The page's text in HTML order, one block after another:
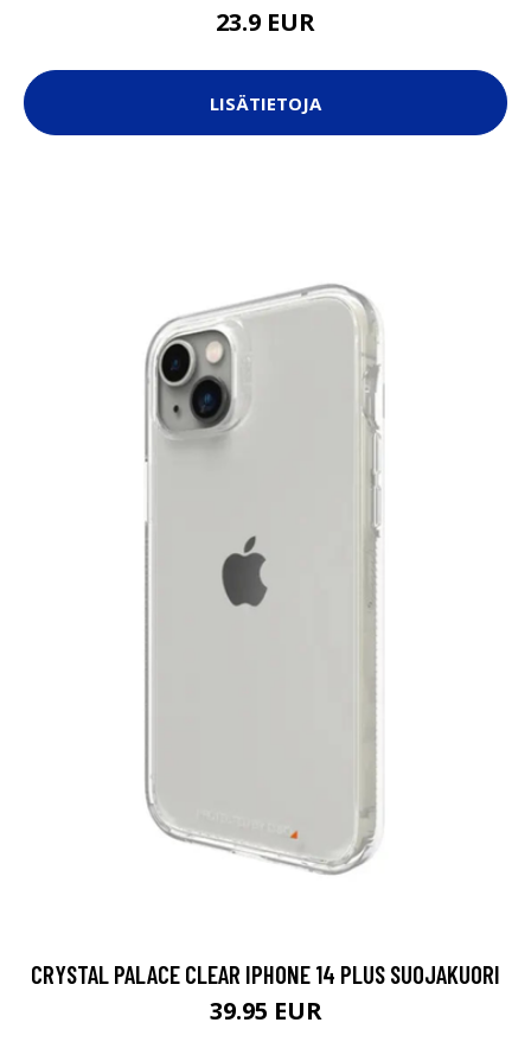
23.9 EUR
LISÄTIETOJA
CRYSTAL PALACE CLEAR IPHONE 14 PLUS SUOJAKUORI
39.95 EUR